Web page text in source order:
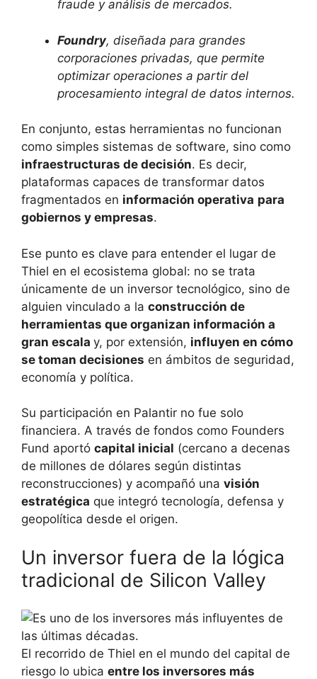
fraude y análisis de mercados.
Foundry, diseñada para grandes
corporaciones privadas, que permite
optimizar operaciones a partir del
procesamiento integral de datos internos.
En conjunto, estas herramientas no funcionan
como simples sistemas de software, sino como
infraestructuras de decisión. Es decir,
plataformas capaces de transformar datos
fragmentados en información operativa para
gobiernos y empresas.
Ese punto es clave para entender el lugar de
Thiel en el ecosistema global: no se trata
únicamente de un inversor tecnológico, sino de
alguien vinculado a la construcción de
herramientas que organizan información a
gran escala y, por extensión, influyen en cómo
se toman decisiones en ámbitos de seguridad,
economía y política.
Su participación en Palantir no fue solo
financiera. A través de fondos como Founders
Fund aportó capital inicial (cercano a decenas
de millones de dólares según distintas
reconstrucciones) y acompañó una visión
estratégica que integró tecnología, defensa y
geopolítica desde el origen.
Un inversor fuera de la lógica
tradicional de Silicon Valley
El recorrido de Thiel en el mundo del capital de
riesgo lo ubica entre los inversores más